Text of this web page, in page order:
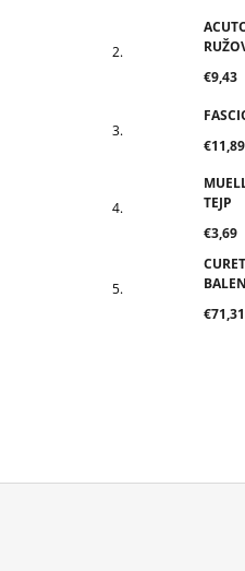
€9,43
€11,89
TEJP
€3,69
€71,31